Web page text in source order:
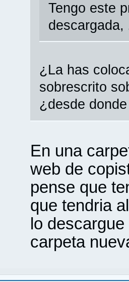
Tengo este
¿La has
sobrescrito
¿desde
En una
web de
pense que
que tendria
lo
carpeta